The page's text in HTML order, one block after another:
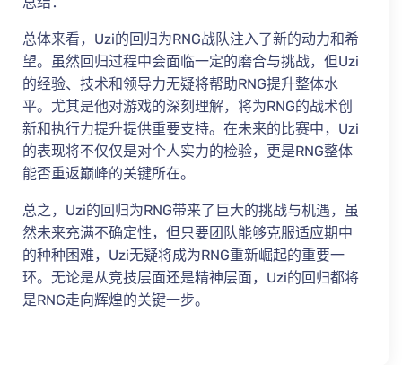
总体来看，Uzi的回归为RNG战队注入了新的动力和希
望。虽然回归过程中会面临一定的磨合与挑战，但Uzi
的经验、技术和领导力无疑将帮助RNG提升整体水
平。尤其是他对游戏的深刻理解，将为RNG的战术创
新和执行力提升提供重要支持。在未来的比赛中，Uzi
的表现将不仅仅是对个人实力的检验，更是RNG整体
能否重返巅峰的关键所在。
总之，Uzi的回归为RNG带来了巨大的挑战与机遇，虽
然未来充满不确定性，但只要团队能够克服适应期中
的种种困难，Uzi无疑将成为RNG重新崛起的重要一
环。无论是从竞技层面还是精神层面，Uzi的回归都将
是RNG走向辉煌的关键一步。